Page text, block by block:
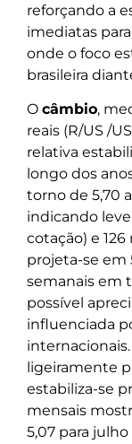
reforçando a
imediatas
onde o foco
brasileira
O câmbio,
reais (R/US /
relativa
longo dos
torno de 5,70
indicando
cotação) e
projeta-se em
semanais em
possível
influenciada
ligeiramente
estabiliza-se
mensais
5,07 para